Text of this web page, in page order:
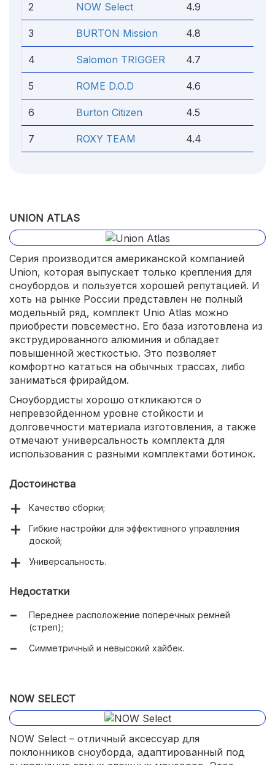
2 NOW Select 4.9
3 BURTON Mission 4.8
4 Salomon TRIGGER 4.7
5 ROME D.O.D 4.6
6 Burton Citizen 4.5
7 ROXY TEAM 4.4
UNION ATLAS
Серия производится американской компанией
Union, которая выпускает только крепления для
сноубордов и пользуется хорошей репутацией. И
хоть на рынке России представлен не полный
модельный ряд, комплект Unio Atlas можно
приобрести повсеместно. Его база изготовлена из
экструдированного алюминия и обладает
повышенной жесткостью. Это позволяет
комфортно кататься на обычных трассах, либо
заниматься фрирайдом.
Сноубордисты хорошо откликаются о
непревзойденном уровне стойкости и
долговечности материала изготовления, а также
отмечают универсальность комплекта для
использования с разными комплектами ботинок.
Достоинства
Качество сборки;
Гибкие настройки для эффективного управления
доской;
Универсальность.
Недостатки
Переднее расположение поперечных ремней
(стреп);
Симметричный и невысокий хайбек.
NOW SELECT
NOW Select – отличный аксессуар для
поклонников сноуборда, адаптированный под